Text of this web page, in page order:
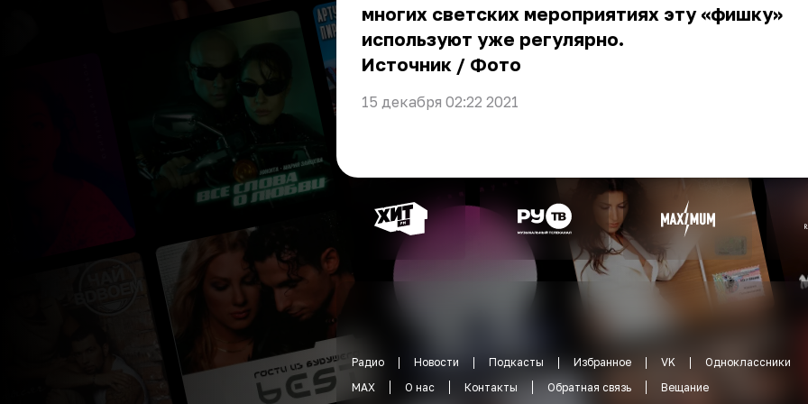
многих светских мероприятиях эту «фишку»
используют уже регулярно.
Источник / Фото
15 декабря 02:22 2021
Радио Новости Подкасты Избранное VK
Одноклассники
MAX
О нас Контакты Обратная связь Вещание